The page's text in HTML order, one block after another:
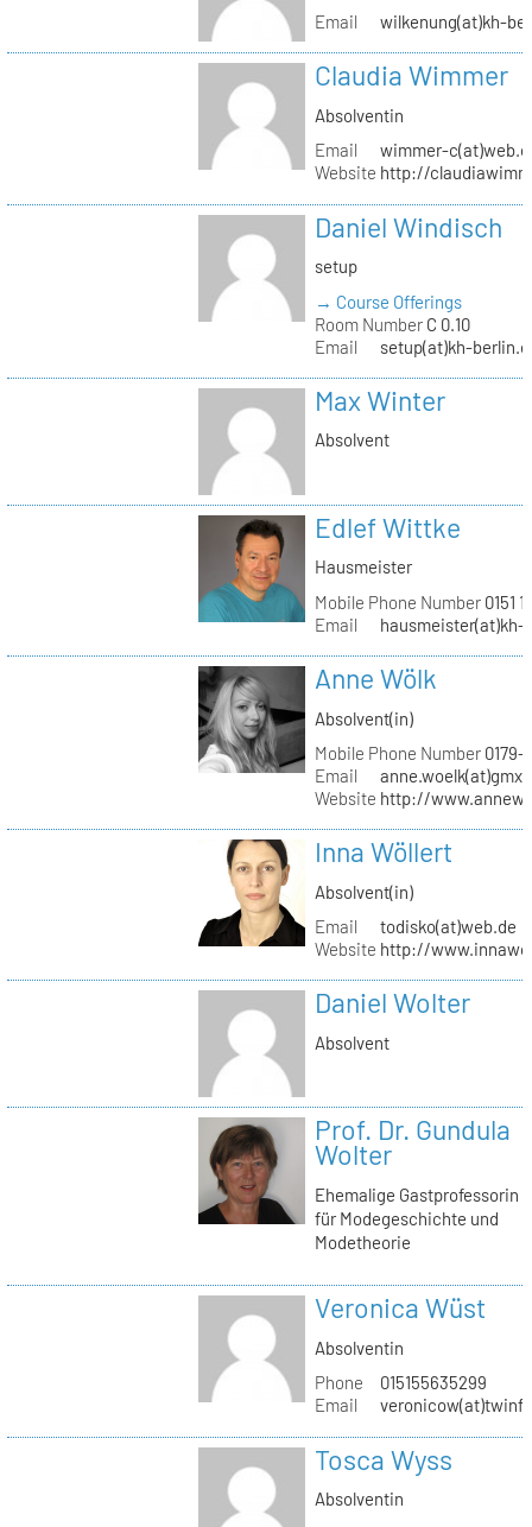
Email
wilkenung(at)kh-
Claudia Wimmer
Absolventin
Email
wimmer-
Website http://
Daniel Windisch
setup
→ Course Offerings
Room NumberC 0.10
Email
setup(at)kh-
Max Winter
Absolvent
Edlef Wittke
Hausmeister
Mobile Phone Number0151
Email
hausmeister(at)kh-
Anne Wölk
Absolvent(in)
Mobile Phone Number0179-
Email
Website http://
Inna Wöllert
Absolvent(in)
Email
todisko(at)web.de
Website http://
Daniel Wolter
Absolvent
Prof. Dr. Gundula
Wolter
Ehemalige Gastprofessorin
für Modegeschichte und
Modetheorie
Veronica Wüst
Absolventin
Phone
015155635299
Email
Tosca Wyss
Absolventin